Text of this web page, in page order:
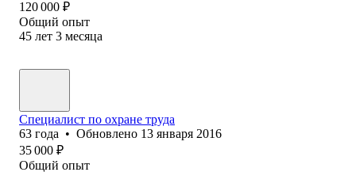
120 000 ₽
Общий опыт
45 лет 3 месяца
Специалист по охране труда
63 года • Обновлено 13 января 2016
35 000 ₽
Общий опыт